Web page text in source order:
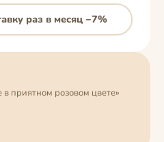
раз в месяц −7%
приятном розовом цвете»